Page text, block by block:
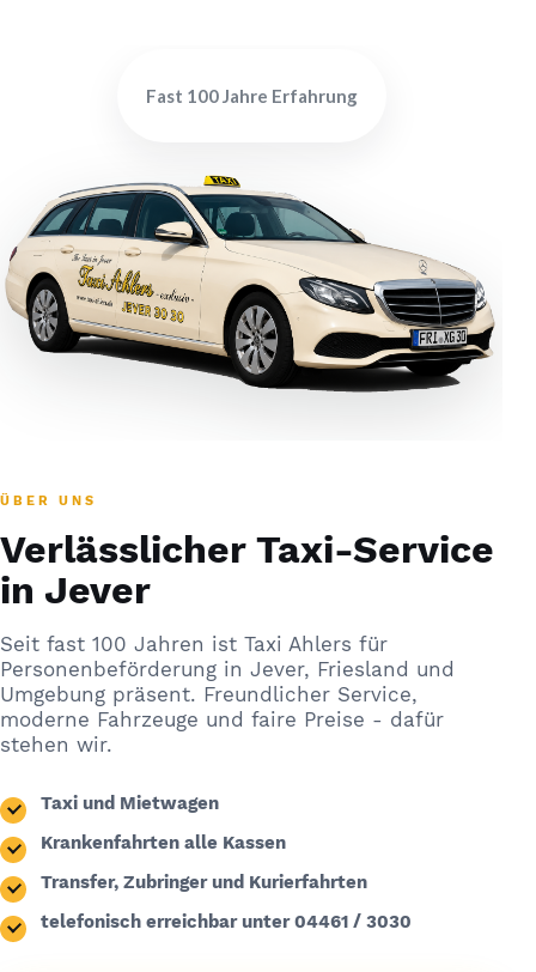
Fast 100 Jahre Erfahrung
ÜBER UNS
Verlässlicher Taxi-Service
in Jever
Seit fast 100 Jahren ist Taxi Ahlers für
Personenbeförderung in Jever, Friesland und
Umgebung präsent. Freundlicher Service,
moderne Fahrzeuge und faire Preise - dafür
stehen wir.
Taxi und Mietwagen
Krankenfahrten alle Kassen
Transfer, Zubringer und Kurierfahrten
telefonisch erreichbar unter04461 / 3030